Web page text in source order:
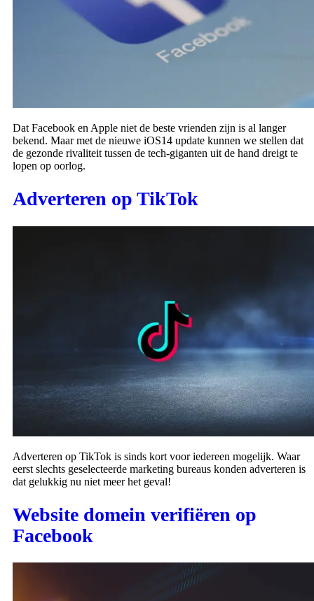
Dat Facebook en Apple niet de beste vrienden zijn is al langer
bekend. Maar met de nieuwe iOS14 update kunnen we stellen dat
de gezonde rivaliteit tussen de tech-giganten uit de hand dreigt te
lopen op oorlog.
Adverteren op TikTok
Adverteren op TikTok is sinds kort voor iedereen mogelijk. Waar
eerst slechts geselecteerde marketing bureaus konden adverteren is
dat gelukkig nu niet meer het geval!
Website domein verifiëren op
Facebook